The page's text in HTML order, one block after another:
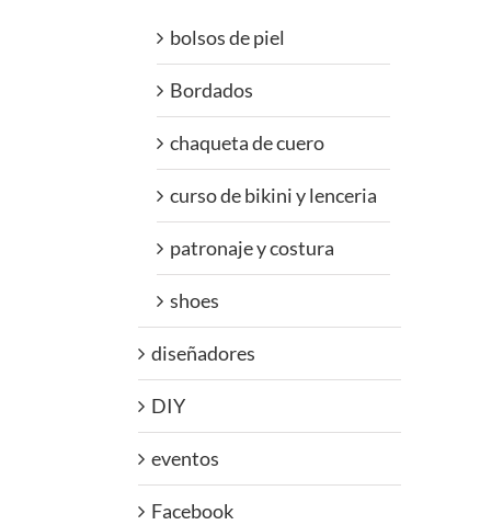
bolsos de piel
Bordados
chaqueta de cuero
curso de bikini y lenceria
patronaje y costura
shoes
diseñadores
DIY
eventos
Facebook